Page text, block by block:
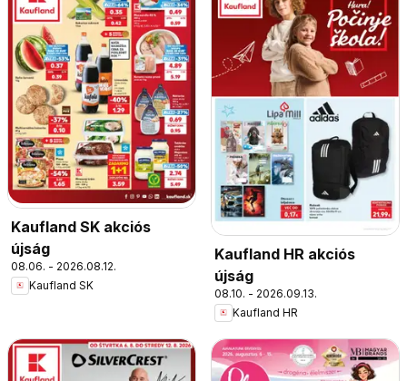
Kaufland SK akciós
újság
08.06. - 2026.08.12.
Kaufland SK
Kaufland HR akciós
újság
08.10. - 2026.09.13.
Kaufland HR